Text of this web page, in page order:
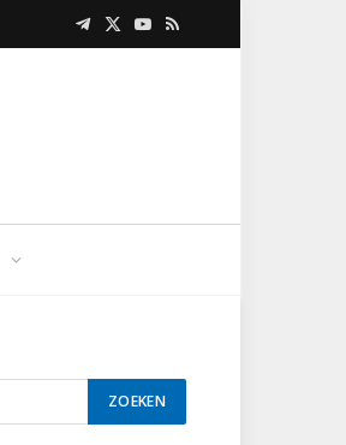
Telegram
X
YouTube
RSS